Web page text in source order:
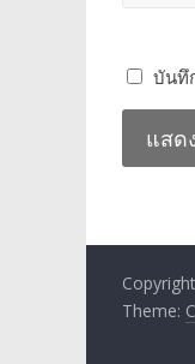
บันทึ
Theme: